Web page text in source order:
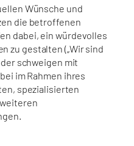
Wünsche und
die betroffenen
dabei, ein würdevolles
zu gestalten („Wir sind
schweigen mit
im Rahmen ihres
spezialisierten